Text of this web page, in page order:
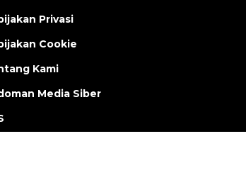
Privasi
Cookie
Kami
Media Siber